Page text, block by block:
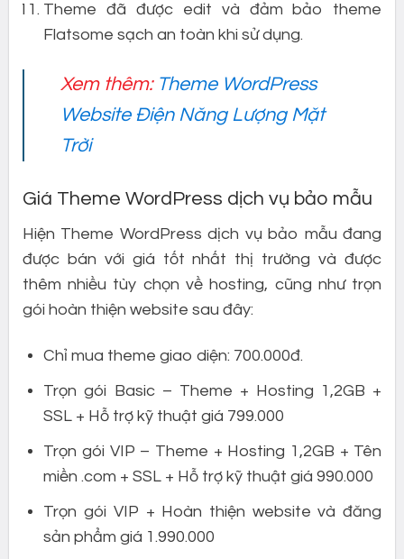
Theme đã được edit và đảm bảo theme
Flatsome sạch an toàn khi sử dụng.
Xem thêm: Theme WordPress
Website Điện Năng Lượng Mặt
Trời
Giá Theme WordPress dịch vụ bảo mẫu
Hiện Theme WordPress dịch vụ bảo mẫu đang
được bán với giá tốt nhất thị trường và được
thêm nhiều tùy chọn về hosting, cũng như trọn
gói hoàn thiện website sau đây:
Chỉ mua theme giao diện: 700.000đ.
Trọn gói Basic – Theme + Hosting 1,2GB +
SSL + Hỗ trợ kỹ thuật giá 799.000
Trọn gói VIP – Theme + Hosting 1,2GB + Tên
miền .com + SSL + Hỗ trợ kỹ thuật giá 990.000
Trọn gói VIP + Hoàn thiện website và đăng
sản phẩm giá 1.990.000